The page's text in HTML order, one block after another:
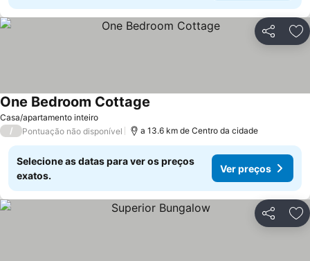
Partilhar
Casa/apartamento inteiro
One Bedroom Cottage
/ Pontuação não disponível a 13.6 km de Centro da cidade
Selecione as datas para ver os preços
exatos.
Ver preços
Partilhar